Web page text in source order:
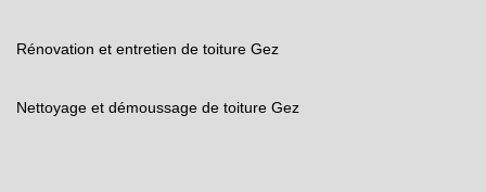
Rénovation et entretien de toiture Gez
Nettoyage et démoussage de toiture Gez